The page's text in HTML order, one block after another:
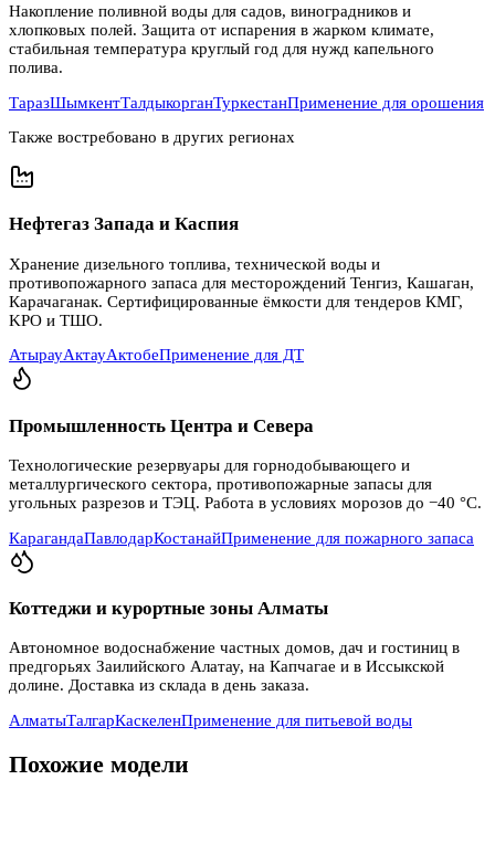
Накопление поливной воды для садов, виноградников и
хлопковых полей. Защита от испарения в жарком климате,
стабильная температура круглый год для нужд капельного
полива.
ТаразШымкентТалдыкорганТуркестанПрименение для орошения
Также востребовано в других регионах
Нефтегаз Запада и Каспия
Хранение дизельного топлива, технической воды и
противопожарного запаса для месторождений Тенгиз, Кашаган,
Карачаганак. Сертифицированные ёмкости для тендеров КМГ,
KPO и ТШО.
АтырауАктауАктобеПрименение для ДТ
Промышленность Центра и Севера
Технологические резервуары для горнодобывающего и
металлургического сектора, противопожарные запасы для
угольных разрезов и ТЭЦ. Работа в условиях морозов до −40 °C.
КарагандаПавлодарКостанайПрименение для пожарного запаса
Коттеджи и курортные зоны Алматы
Автономное водоснабжение частных домов, дач и гостиниц в
предгорьях Заилийского Алатау, на Капчагае и в Иссыкской
долине. Доставка из склада в день заказа.
АлматыТалгарКаскеленПрименение для питьевой воды
Похожие модели